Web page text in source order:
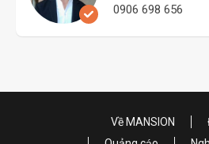
0906 698 656
Về MANSION